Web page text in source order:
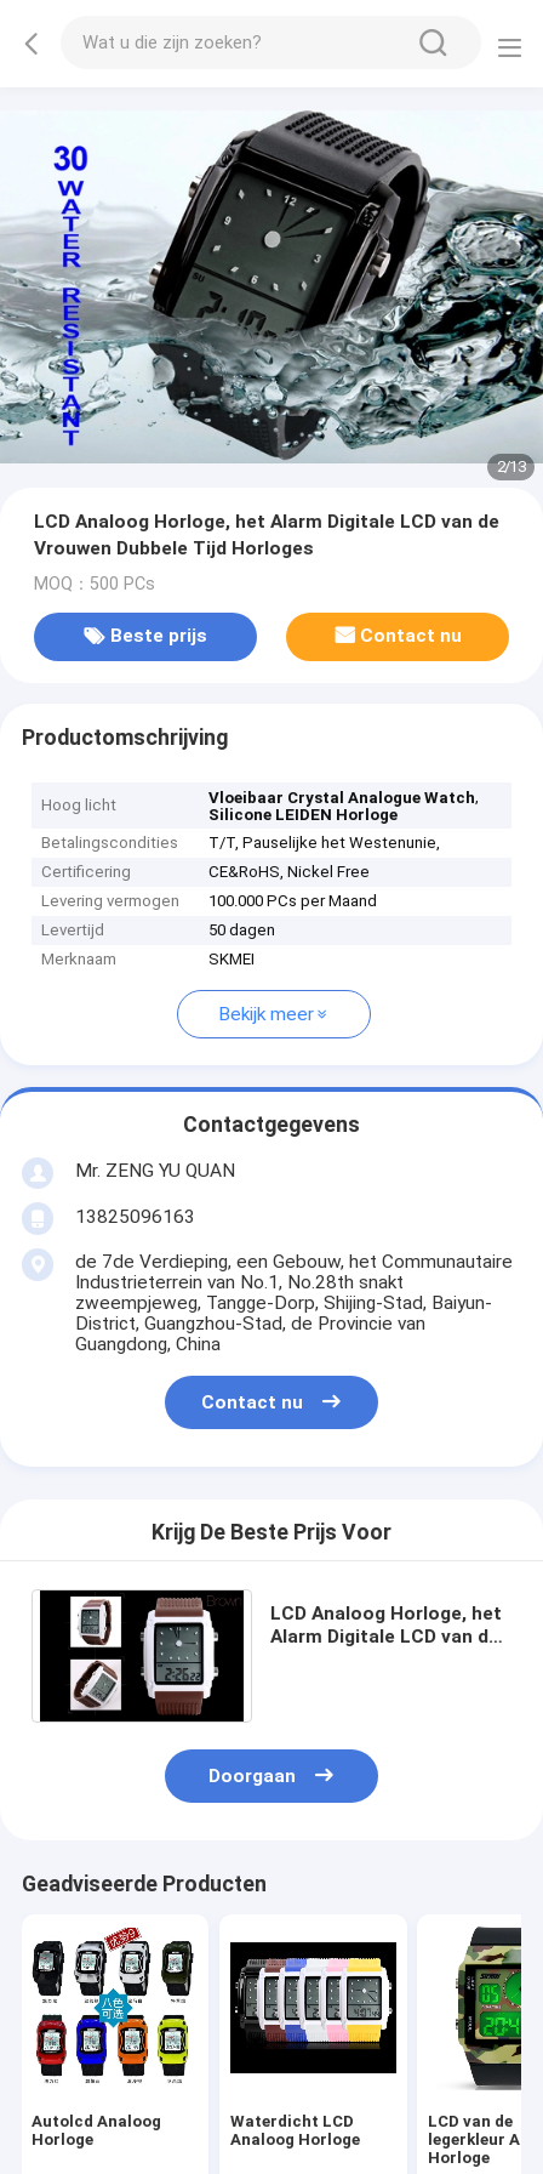
2/13
LCD Analoog Horloge, het Alarm Digitale LCD van de
Vrouwen Dubbele Tijd Horloges
MOQ：500 PCs
Beste prijs Contact nu
Productomschrijving
Hoog licht Vloeibaar Crystal Analogue Watch,
Silicone LEIDEN Horloge
Betalingscondities
T/T, Pauselijke het Westenunie,
Certificering
CE&RoHS, Nickel Free
Levering vermogen
100.000 PCs per Maand
Levertijd
50 dagen
Merknaam
SKMEI
Bekijk meer
Contactgegevens
Mr. ZENG YU QUAN
13825096163
de 7de Verdieping, een Gebouw, het Communautaire
Industrieterrein van No.1, No.28th snakt
zweempjeweg, Tangge-Dorp, Shijing-Stad, Baiyun-
District, Guangzhou-Stad, de Provincie van
Guangdong, China
Contact nu
Krijg De Beste Prijs Voor
LCD Analoog Horloge, het
Alarm Digitale LCD van de
Doorgaan
Geadviseerde Producten
Autolcd Analoog
Horloge
Waterdicht LCD
Analoog Horloge
LCD van de
legerkleur
Horloge